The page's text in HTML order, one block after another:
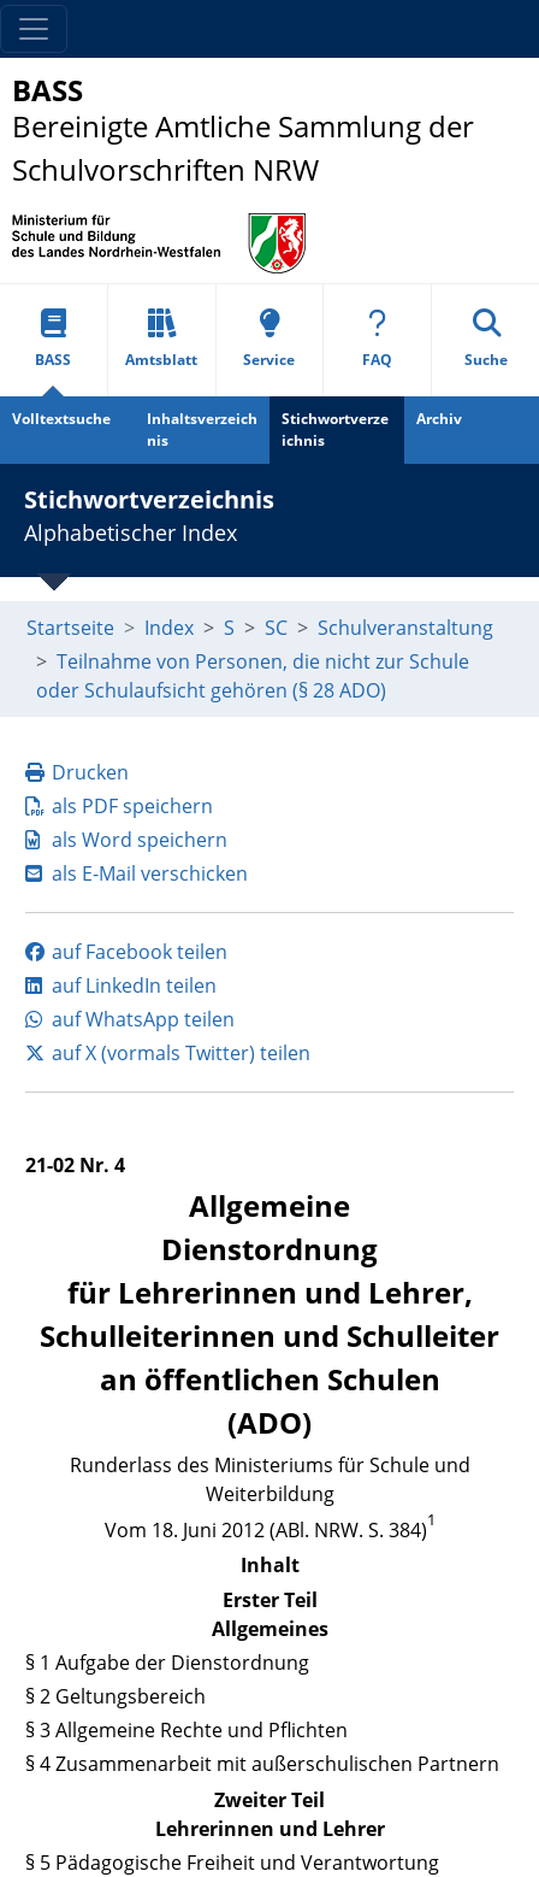
BASS
Bereinigte Amtliche Sammlung der
Schulvorschriften NRW
BASS Amtsblatt Service FAQ Suche
Volltextsuche
Inhaltsverzeich
nis
Stichwortverze
ichnis
Archiv
Stichwortverzeichnis
Alphabetischer Index
Startseite Index S SC
Schulveranstaltung
Teilnahme von Personen, die nicht zur Schule
oder Schulaufsicht gehören (§ 28 ADO)
Drucken
als PDF speichern
als Word speichern
als E-Mail verschicken
auf Facebook teilen
auf LinkedIn teilen
auf WhatsApp teilen
auf X (vormals Twitter) teilen
21-02 Nr. 4
Allgemeine
Dienstordnung
für Lehrerinnen und Lehrer,
Schulleiterinnen und Schulleiter
an öffentlichen Schulen
(ADO)
Runderlass des Ministeriums für Schule und
Weiterbildung
Vom 18. Juni 2012 (ABl. NRW. S. 384)1
Inhalt
Erster Teil
Allgemeines
§ 1 Aufgabe der Dienstordnung
§ 2 Geltungsbereich
§ 3 Allgemeine Rechte und Pflichten
§ 4 Zusammenarbeit mit außerschulischen Partnern
Zweiter Teil
Lehrerinnen und Lehrer
§ 5 Pädagogische Freiheit und Verantwortung